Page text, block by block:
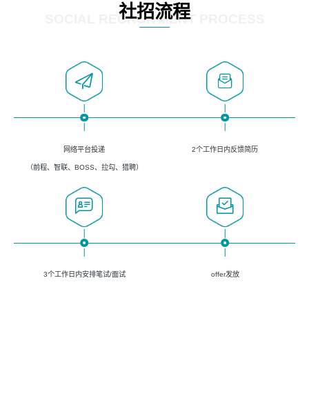
4、掌握DevOps思想、方法和流程。Jenkins工具使用；
5、掌握常见中间件配置与优化，如mysql、nginx等；
社招流程
SOCIAL RECRUITMENT PROCESS
网络平台投递
（前程、智联、BOSS、拉勾、猎聘）
2个工作日内反馈简历
3个工作日内安排笔试/面试 offer发放